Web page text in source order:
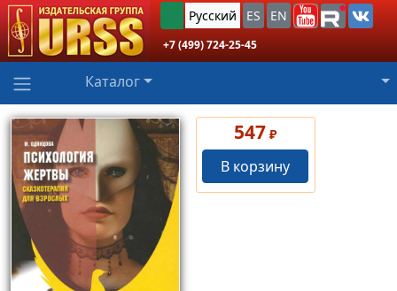
Русский ES EN
+7 (499) 724-25-45
Каталог
547 ₽
В корзину